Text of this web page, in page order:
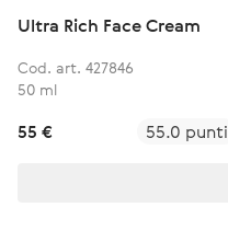
Ultra Rich Face Cream
Cod. art. 427846
50 ml
55 € 55.0 punti